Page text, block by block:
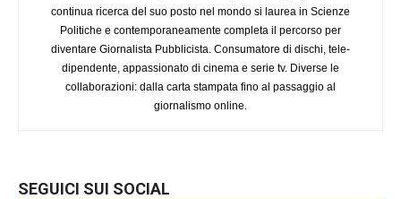
continua ricerca del suo posto nel mondo si laurea in Scienze
Politiche e contemporaneamente completa il percorso per
diventare Giornalista Pubblicista. Consumatore di dischi, tele-
dipendente, appassionato di cinema e serie tv. Diverse le
collaborazioni: dalla carta stampata fino al passaggio al
giornalismo online.
SEGUICI SUI SOCIAL